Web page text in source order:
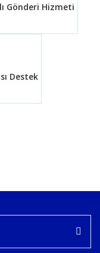
Gönderi Hizmeti
Destek